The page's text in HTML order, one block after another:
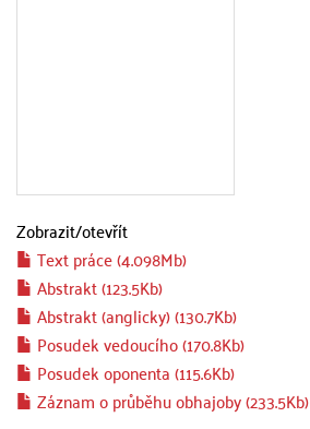
Zobrazit/otevřít
Text práce (4.098Mb)
Abstrakt (123.5Kb)
Abstrakt (anglicky) (130.7Kb)
Posudek vedoucího (170.8Kb)
Posudek oponenta (115.6Kb)
Záznam o průběhu obhajoby (233.5Kb)